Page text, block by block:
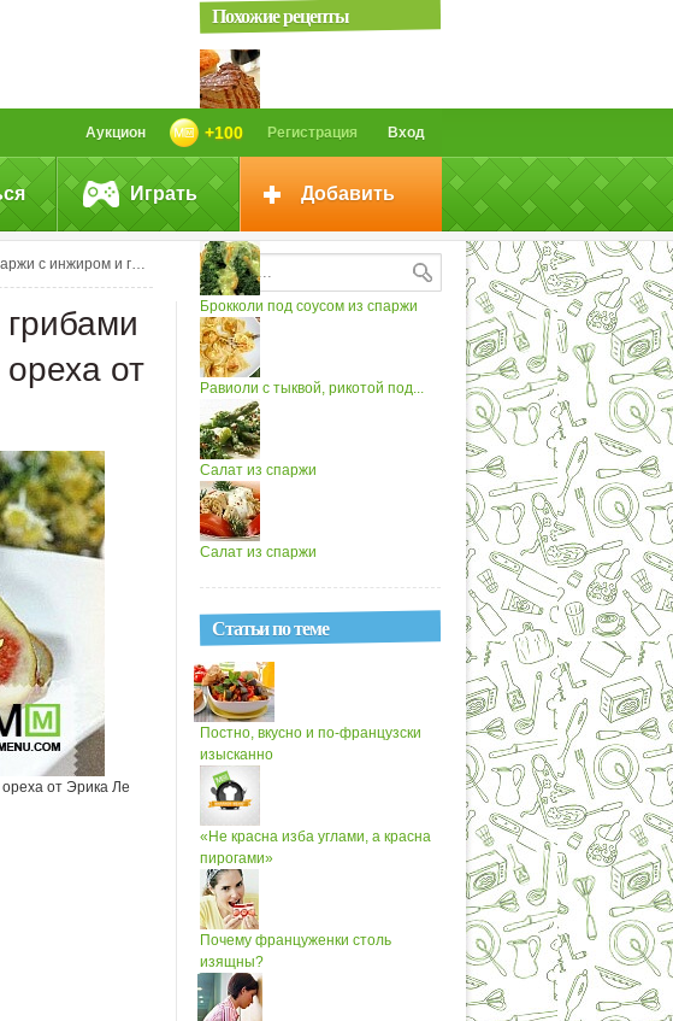
Вход
Регистрация
+100
Аукцион
Играть Добавить
под соусом из масла грецкого ореха от Эрика Ле Прово
от
от Эрика Ле
Похожие рецепты
Дофинуа с...
Гратен Дофинуа (картофельная...
Брокколи под соусом из спаржи
Равиоли с тыквой, рикотой под...
Салат из спаржи
Салат из спаржи
Статьи по теме
Постно, вкусно и по-французски
изысканно
«Не красна изба углами, а красна
пирогами»
Почему француженки столь
изящны?